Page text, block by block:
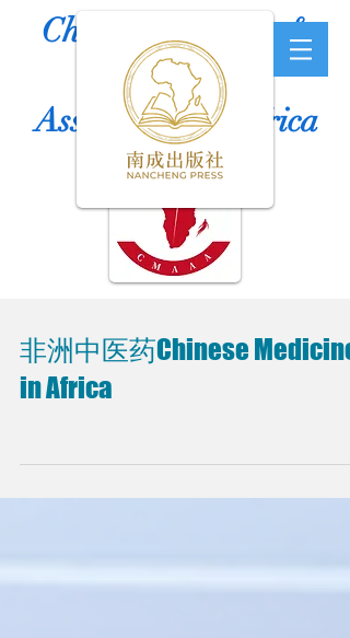
Chinese Medicine &
Acupuncture
Association of Africa
非洲中医药Chinese Medicine
in Africa